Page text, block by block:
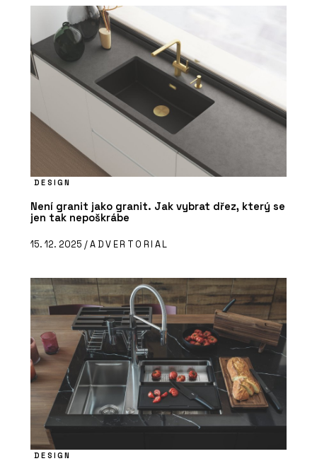
DESIGN
Není granit jako granit. Jak vybrat dřez, který se
jen tak nepoškrábe
15. 12. 2025 /ADVERTORIAL
DESIGN